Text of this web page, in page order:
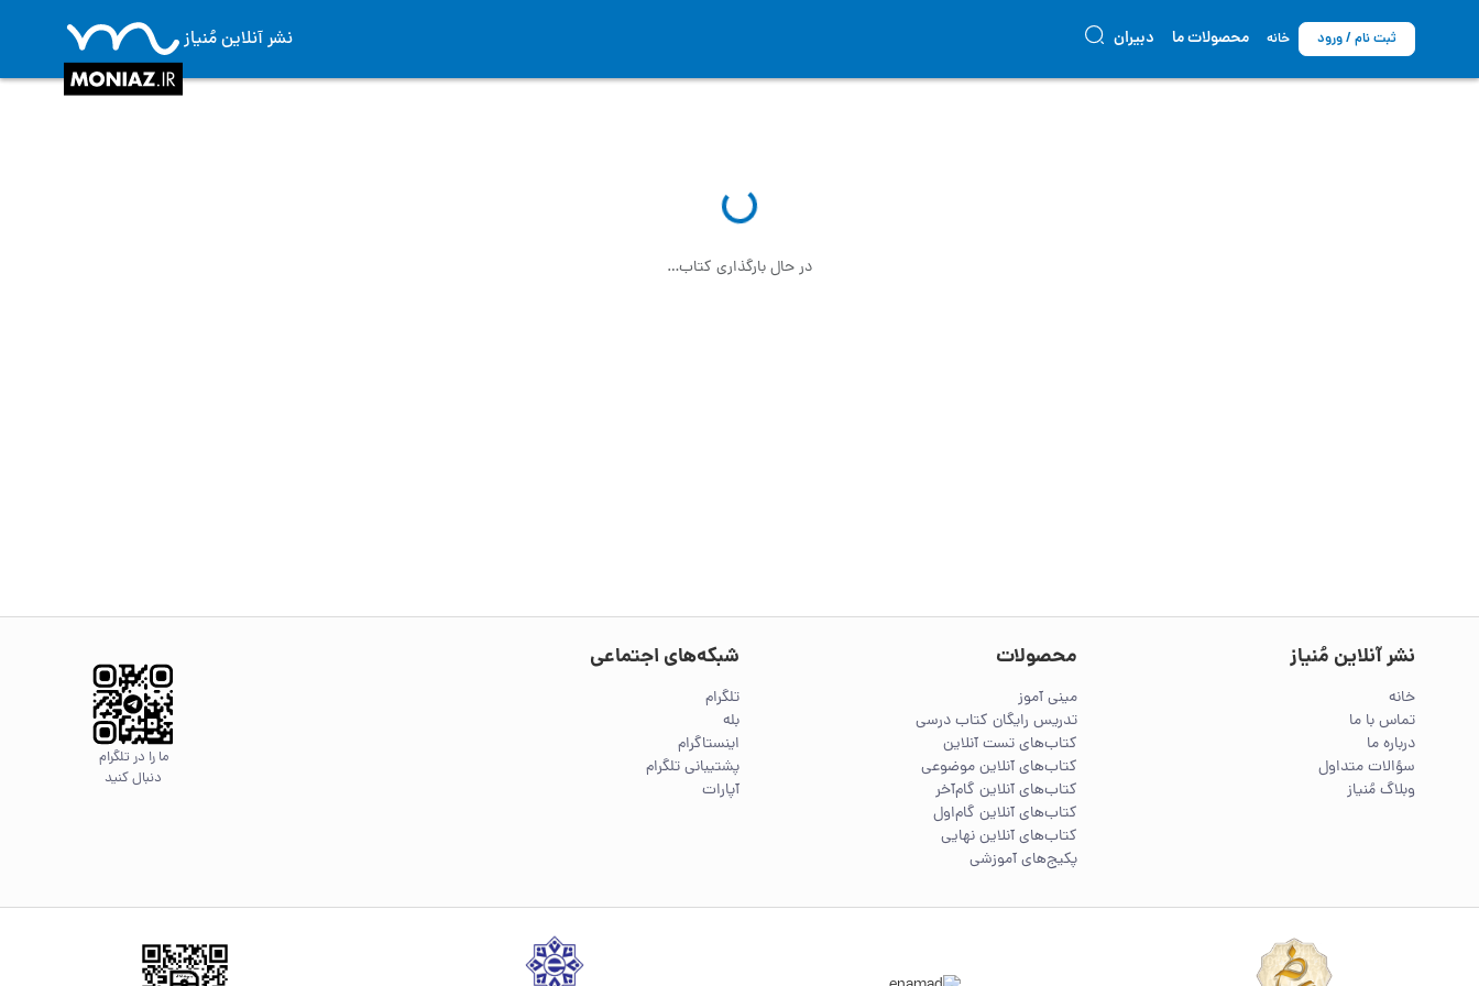
ثبت نام / ورود خانه محصولات ما دبیران نشر آنلاین مُنیاز
در حال بارگذاری کتاب…
نشر آنلاین مُنیاز
خانه
تماس با ما
درباره ما
سؤالات متداول
وبلاگ مُنیاز
محصولات
مینی آموز
تدریس رایگان کتاب درسی
کتاب‌های تست آنلاین
کتاب‌های آنلاین موضوعی
کتاب‌های آنلاین گام‌آخر
کتاب‌های آنلاین گام‌اول
کتاب‌های آنلاین نهایی
پکیج‌های آموزشی
شبکه‌های اجتماعی
تلگرام
بله
اینستاگرام
پشتیبانی تلگرام
آپارات
ما را در تلگرام
دنبال کنید